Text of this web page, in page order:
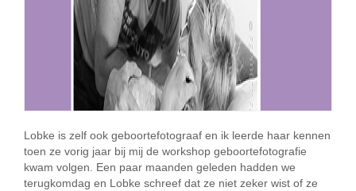
Lobke is zelf ook geboortefotograaf en ik leerde haar kennen
toen ze vorig jaar bij mij de workshop geboortefotografie
kwam volgen. Een paar maanden geleden hadden we
terugkomdag en Lobke schreef dat ze niet zeker wist of ze